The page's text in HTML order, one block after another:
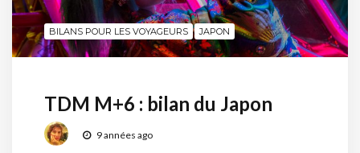
BILANS POUR LES VOYAGEURS JAPON
TDM M+6 : bilan du Japon
9 années ago